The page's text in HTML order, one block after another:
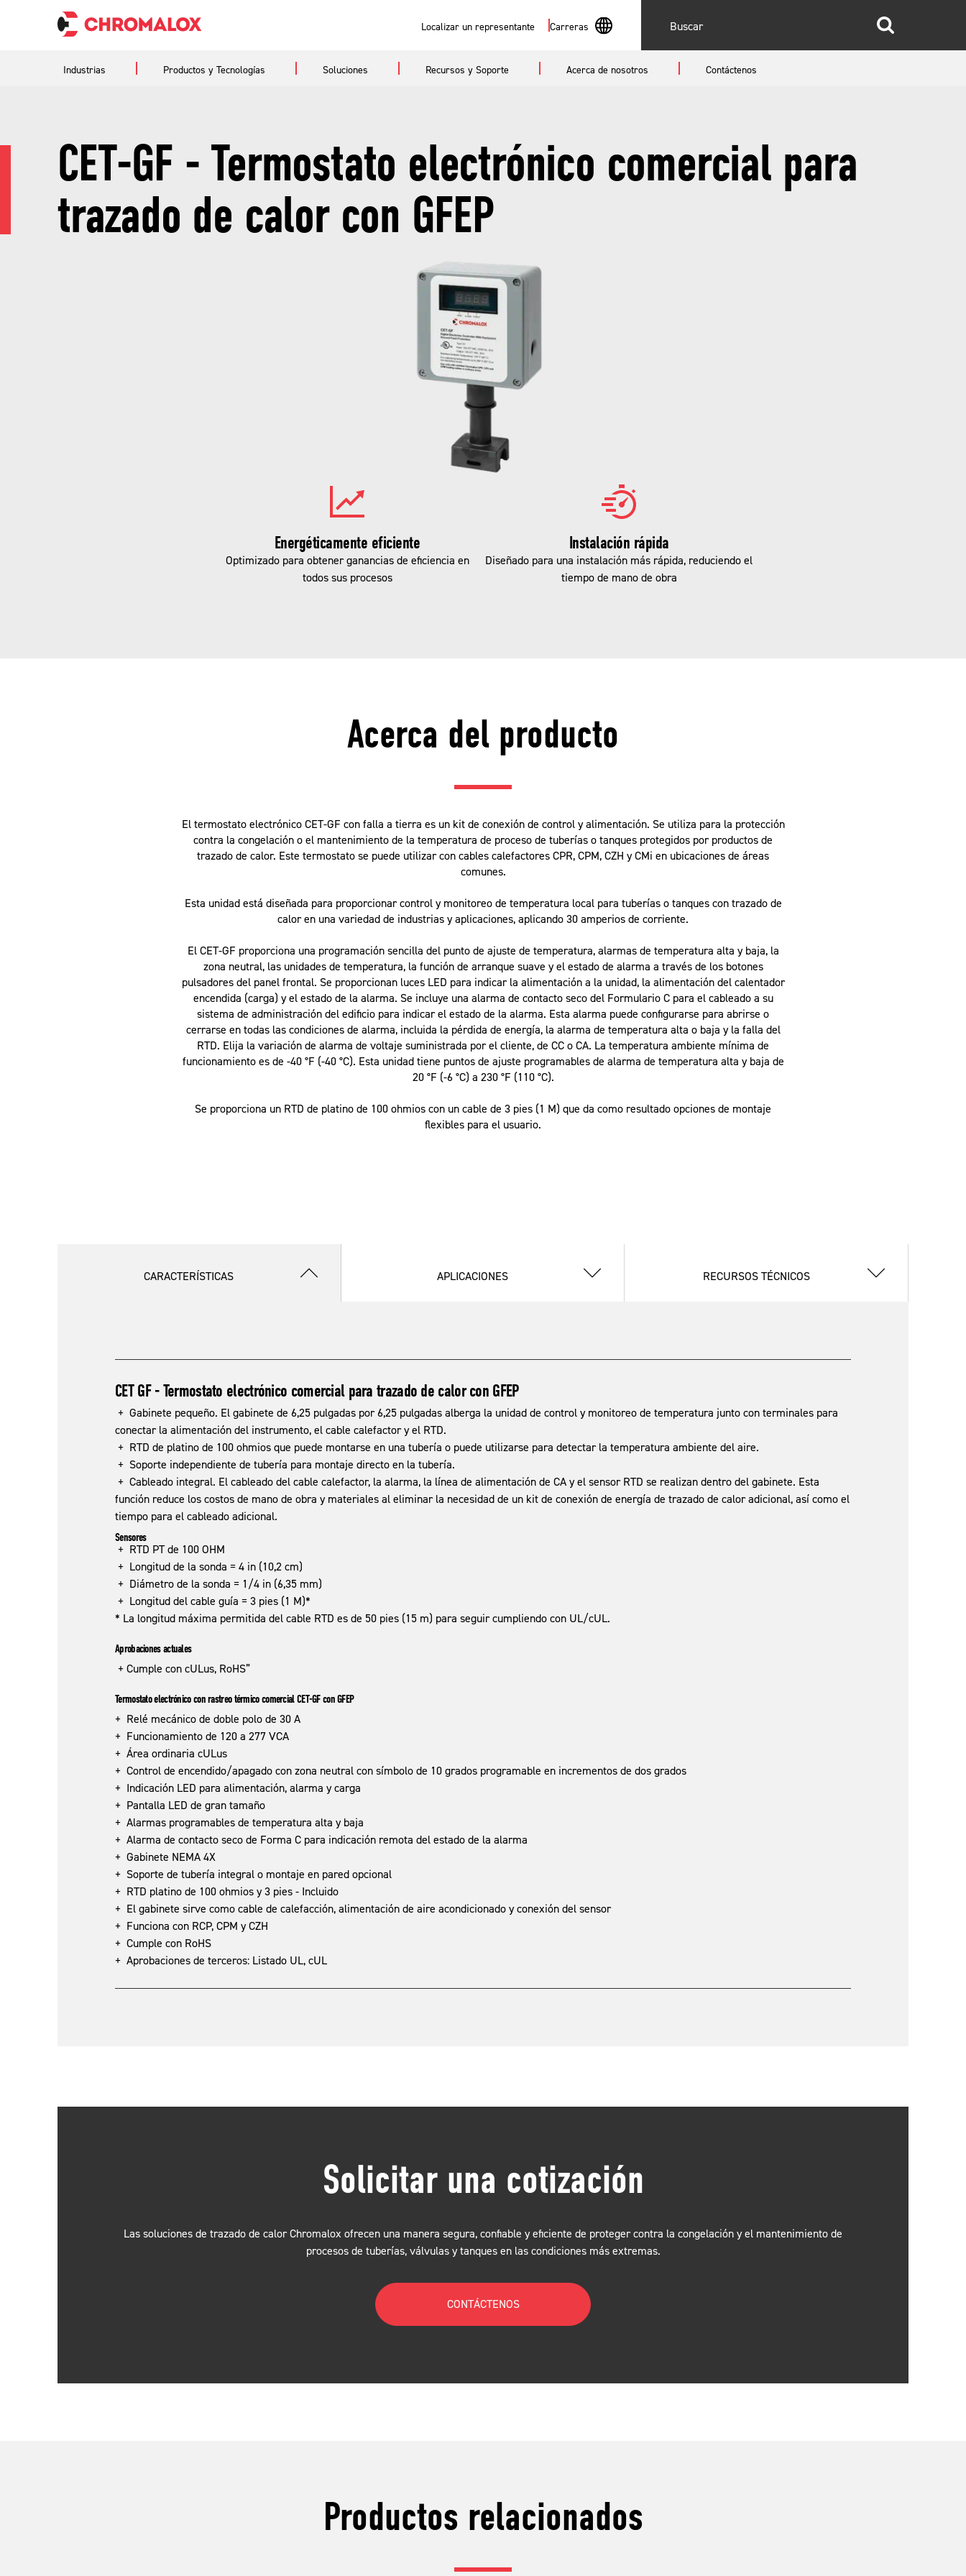
Localizar un representante Carreras
English
Buscar
Industrias Productos y Tecnologías Soluciones Recursos y Soporte Acerca de nosotros Contáctenos
CET-GF - Termostato electrónico comercial para
trazado de calor con GFEP
Energéticamente eficiente
Optimizado para obtener ganancias de eficiencia en
todos sus procesos
Instalación rápida
Diseñado para una instalación más rápida, reduciendo el
tiempo de mano de obra
Acerca del producto
El termostato electrónico CET-GF con falla a tierra es un kit de conexión de control y alimentación. Se utiliza para la protección
contra la congelación o el mantenimiento de la temperatura de proceso de tuberías o tanques protegidos por productos de
trazado de calor. Este termostato se puede utilizar con cables calefactores CPR, CPM, CZH y CMi en ubicaciones de áreas
comunes.
Esta unidad está diseñada para proporcionar control y monitoreo de temperatura local para tuberías o tanques con trazado de
calor en una variedad de industrias y aplicaciones, aplicando 30 amperios de corriente.
El CET-GF proporciona una programación sencilla del punto de ajuste de temperatura, alarmas de temperatura alta y baja, la
zona neutral, las unidades de temperatura, la función de arranque suave y el estado de alarma a través de los botones
pulsadores del panel frontal. Se proporcionan luces LED para indicar la alimentación a la unidad, la alimentación del calentador
encendida (carga) y el estado de la alarma. Se incluye una alarma de contacto seco del Formulario C para el cableado a su
sistema de administración del edificio para indicar el estado de la alarma. Esta alarma puede configurarse para abrirse o
cerrarse en todas las condiciones de alarma, incluida la pérdida de energía, la alarma de temperatura alta o baja y la falla del
RTD. Elija la variación de alarma de voltaje suministrada por el cliente, de CC o CA. La temperatura ambiente mínima de
funcionamiento es de -40 °F (-40 °C). Esta unidad tiene puntos de ajuste programables de alarma de temperatura alta y baja de
20 °F (-6 °C) a 230 °F (110 °C).
Se proporciona un RTD de platino de 100 ohmios con un cable de 3 pies (1 M) que da como resultado opciones de montaje
flexibles para el usuario.
CARACTERÍSTICAS APLICACIONES RECURSOS TÉCNICOS
CET GF - Termostato electrónico comercial para trazado de calor con GFEP
+ Gabinete pequeño. El gabinete de 6,25 pulgadas por 6,25 pulgadas alberga la unidad de control y monitoreo de temperatura junto con terminales para
conectar la alimentación del instrumento, el cable calefactor y el RTD.
+ RTD de platino de 100 ohmios que puede montarse en una tubería o puede utilizarse para detectar la temperatura ambiente del aire.
+ Soporte independiente de tubería para montaje directo en la tubería.
+ Cableado integral. El cableado del cable calefactor, la alarma, la línea de alimentación de CA y el sensor RTD se realizan dentro del gabinete. Esta
función reduce los costos de mano de obra y materiales al eliminar la necesidad de un kit de conexión de energía de trazado de calor adicional, así como el
tiempo para el cableado adicional.
Sensores
+ RTD PT de 100 OHM
+ Longitud de la sonda = 4 in (10,2 cm)
+ Diámetro de la sonda = 1/4 in (6,35 mm)
+ Longitud del cable guía = 3 pies (1 M)*
* La longitud máxima permitida del cable RTD es de 50 pies (15 m) para seguir cumpliendo con UL/cUL.
Aprobaciones actuales
+ Cumple con cULus, RoHS”
Termostato electrónico con rastreo térmico comercial CET-GF con GFEP
+ Relé mecánico de doble polo de 30 A
+ Funcionamiento de 120 a 277 VCA
+ Área ordinaria cULus
+ Control de encendido/apagado con zona neutral con símbolo de 10 grados programable en incrementos de dos grados
+ Indicación LED para alimentación, alarma y carga
+ Pantalla LED de gran tamaño
+ Alarmas programables de temperatura alta y baja
+ Alarma de contacto seco de Forma C para indicación remota del estado de la alarma
+ Gabinete NEMA 4X
+ Soporte de tubería integral o montaje en pared opcional
+ RTD platino de 100 ohmios y 3 pies - Incluido
+ El gabinete sirve como cable de calefacción, alimentación de aire acondicionado y conexión del sensor
+ Funciona con RCP, CPM y CZH
+ Cumple con RoHS
+ Aprobaciones de terceros: Listado UL, cUL
Solicitar una cotización
Las soluciones de trazado de calor Chromalox ofrecen una manera segura, confiable y eficiente de proteger contra la congelación y el mantenimiento de
procesos de tuberías, válvulas y tanques en las condiciones más extremas.
CONTÁCTENOS
Productos relacionados